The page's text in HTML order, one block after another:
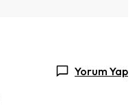
Yorum Yap